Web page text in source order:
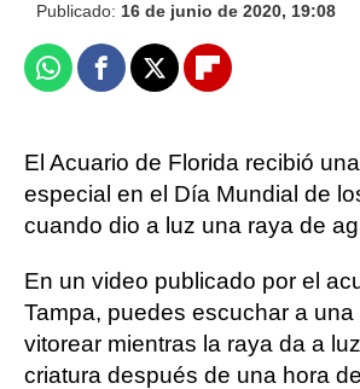
Publicado: 16 de junio de 2020, 19:08
WhatsappFacebook
X Flipboard
El Acuario de Florida recibió
especial en el Día Mundial de
cuando dio a luz una raya de
En un video publicado por el
Tampa, puedes escuchar a una
vitorear mientras la raya da a
criatura después de una hora